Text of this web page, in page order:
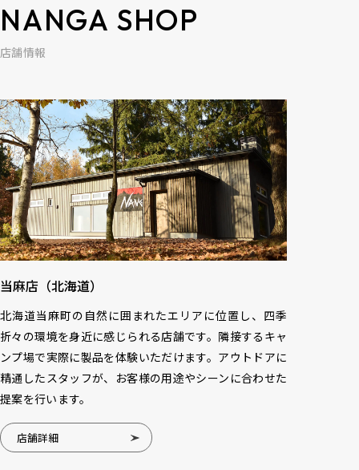
NANGA SHOP
店舗情報
当麻店（北海道）
北海道当麻町の自然に囲まれたエリアに位置し、四季
折々の環境を身近に感じられる店舗です。隣接するキャ
ンプ場で実際に製品を体験いただけます。アウトドアに
精通したスタッフが、お客様の用途やシーンに合わせた
提案を行います。
店舗詳細